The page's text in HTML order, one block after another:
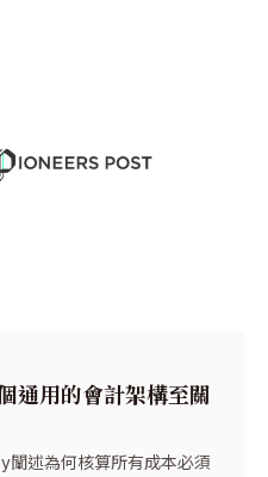
通用的會計架構至關
述為何核算所有成本必須